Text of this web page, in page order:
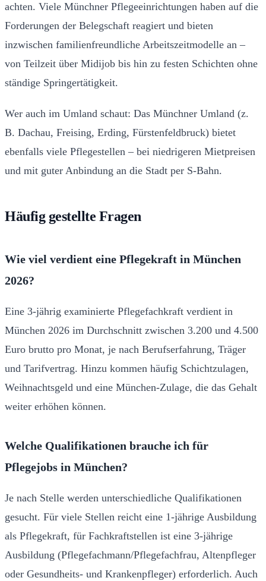
achten. Viele Münchner Pflegeeinrichtungen haben auf die
Forderungen der Belegschaft reagiert und bieten
inzwischen familienfreundliche Arbeitszeitmodelle an –
von Teilzeit über Midijob bis hin zu festen Schichten ohne
ständige Springertätigkeit.
Wer auch im Umland schaut: Das Münchner Umland (z.
B. Dachau, Freising, Erding, Fürstenfeldbruck) bietet
ebenfalls viele Pflegestellen – bei niedrigeren Mietpreisen
und mit guter Anbindung an die Stadt per S-Bahn.
Häufig gestellte Fragen
Wie viel verdient eine Pflegekraft in München
2026?
Eine 3-jährig examinierte Pflegefachkraft verdient in
München 2026 im Durchschnitt zwischen 3.200 und 4.500
Euro brutto pro Monat, je nach Berufserfahrung, Träger
und Tarifvertrag. Hinzu kommen häufig Schichtzulagen,
Weihnachtsgeld und eine München-Zulage, die das Gehalt
weiter erhöhen können.
Welche Qualifikationen brauche ich für
Pflegejobs in München?
Je nach Stelle werden unterschiedliche Qualifikationen
gesucht. Für viele Stellen reicht eine 1-jährige Ausbildung
als Pflegekraft, für Fachkraftstellen ist eine 3-jährige
Ausbildung (Pflegefachmann/Pflegefachfrau, Altenpfleger
oder Gesundheits- und Krankenpfleger) erforderlich. Auch